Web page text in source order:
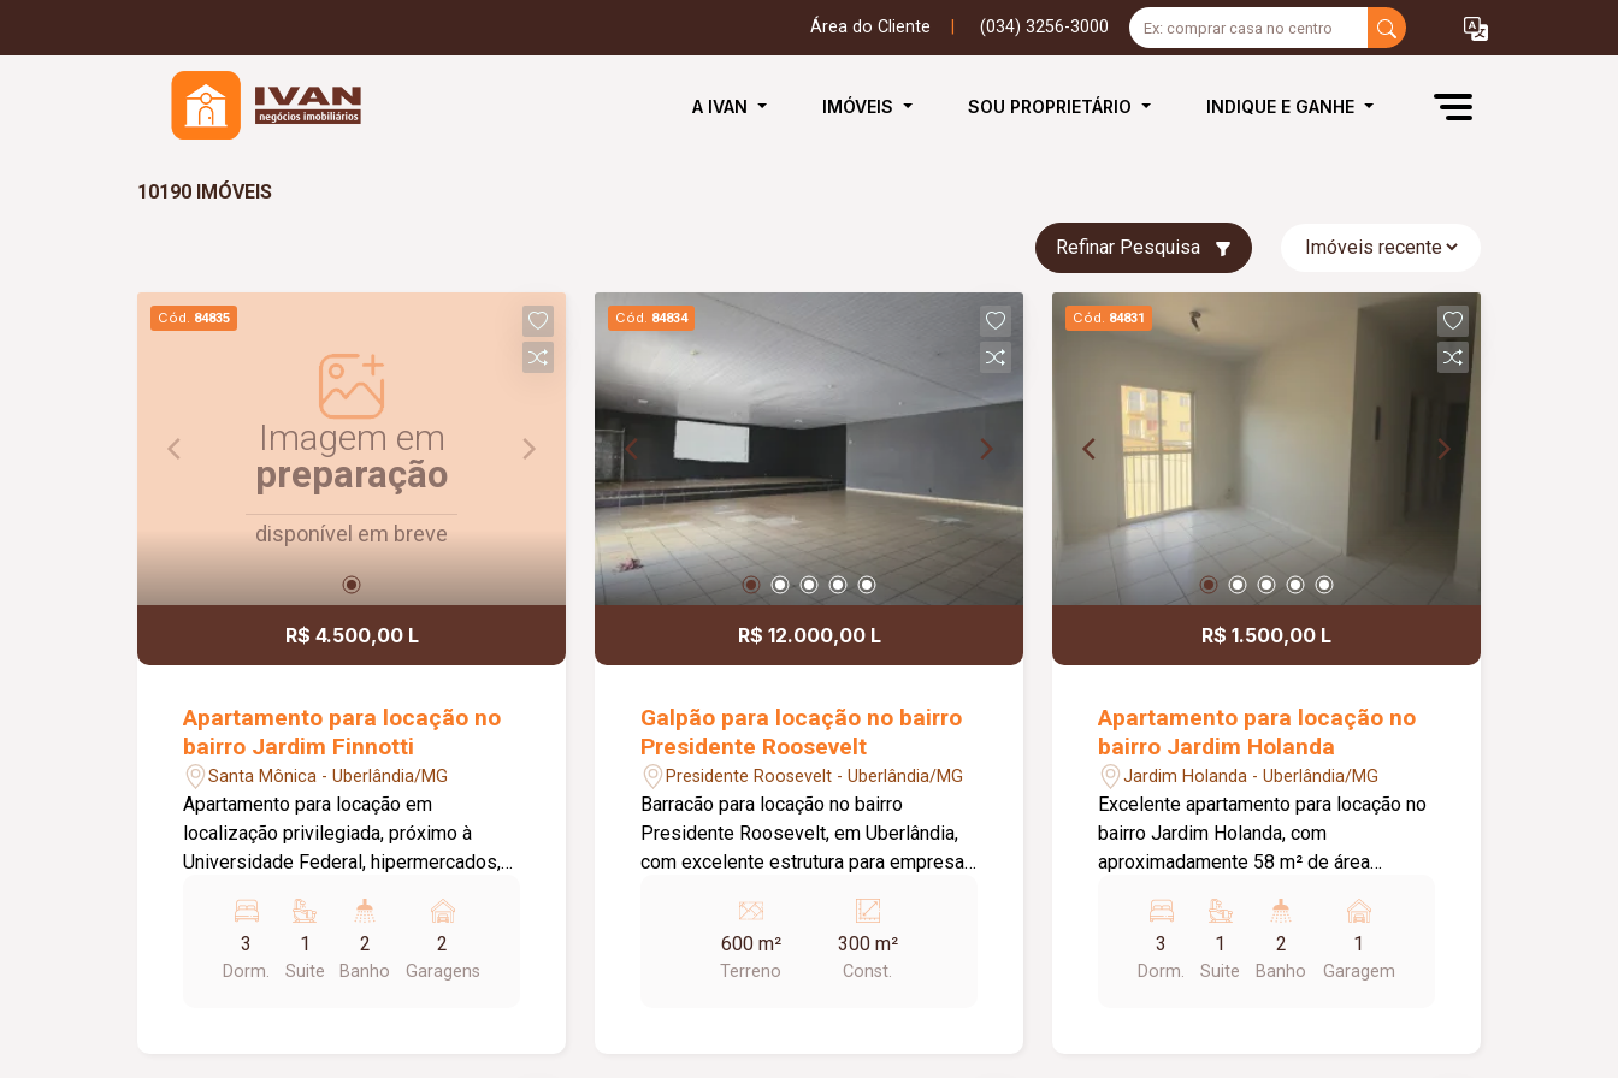
Área do Cliente (034) 3256-3000
A IVAN IMÓVEIS SOU PROPRIETÁRIO INDIQUE E GANHE
10190 IMÓVEIS
Refinar Pesquisa
Cód. 84835
Imagem em
preparação
disponível em breve
R$ 4.500,00 L
Apartamento para locação no
bairro Jardim Finnotti
Santa Mônica - Uberlândia/MG
Apartamento para locação em
localização privilegiada, próximo à
Universidade Federal, hipermercados,
serviços da região. O imóvel conta com
03 quartos, sendo 01 suíte ampla com
closet, oferecendo conforto e
3
Dorm.
1
Suite
2
Banho
2
Garagens
Cód. 84834
R$ 12.000,00 L
Galpão para locação no bairro
Presidente Roosevelt
Presidente Roosevelt - Uberlândia/MG
Barracão para locação no bairro
Presidente Roosevelt, em Uberlândia,
com excelente estrutura para empresas
possui 600 m² de terreno e 300 m² de
área construída, distribuídos de forma
funcional para atender às necessidades
600 m²
Terreno
300 m²
Const.
Cód. 84831
R$ 1.500,00 L
Apartamento para locação no
bairro Jardim Holanda
Jardim Holanda - Uberlândia/MG
Excelente apartamento para locação no
bairro Jardim Holanda, com
aproximadamente 58 m² de área
integrada à cozinha, que conta com
armários planejados e bancada, área de
serviço, 03 quartos, sendo 02 com
3
Dorm.
1
Suite
2
Banho
1
Garagem